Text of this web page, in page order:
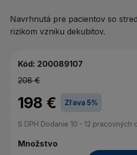
Navrhnutá pre pacientov so
rizikom vzniku dekubitov.
Kód: 200089107
208 €
198 € Zľava 5%
S DPH Dodanie 10 - 12 pracovných
Množstvo